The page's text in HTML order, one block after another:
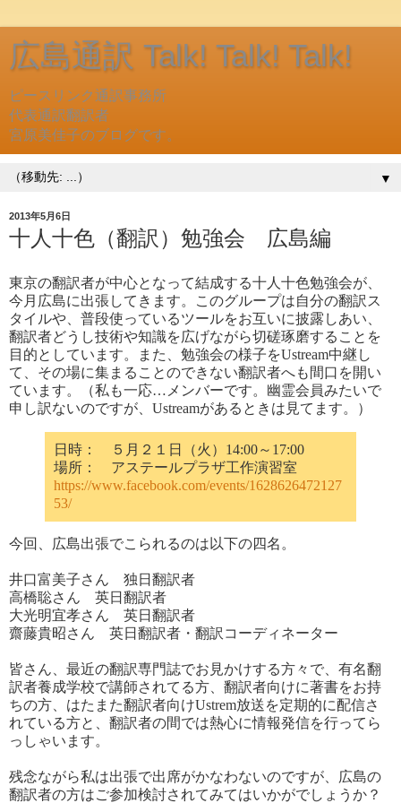
広島通訳 Talk! Talk! Talk!
ピースリンク通訳事務所
代表通訳翻訳者
宮原美佳子のブログです。
▼
2013年5月6日
十人十色（翻訳）勉強会 広島編
東京の翻訳者が中心となって結成する十人十色勉強会が、
今月広島に出張してきます。このグループは自分の翻訳ス
タイルや、普段使っているツールをお互いに披露しあい、
翻訳者どうし技術や知識を広げながら切磋琢磨することを
目的としています。また、勉強会の様子をUstream中継し
て、その場に集まることのできない翻訳者へも間口を開い
ています。（私も一応…メンバーです。幽霊会員みたいで
申し訳ないのですが 、Ustreamがあるときは見てます。 ）
日時： ５月２１日（火）14:00～17:00
場所： アステールプラザ工作演習室
https://www.facebook.com/events/1628626472127
53/
今回、広島出張でこられるのは以下の四名。
井口富美子さん 独 日翻訳者
高橋聡さん 英日翻訳者
大光明宜孝さん 英日翻訳者
齋藤貴昭さん 英日翻訳者・翻訳コーディネーター
皆さん、最近の翻訳専門誌でお見かけする方々で、有名翻
訳者養成学校で講師されてる方、翻訳者向けに著書をお持
ちの方、はたまた翻訳者向けUstrem放送を定期的に配信さ
れている方と、翻訳者の間では熱心に情報発信を行ってら
っしゃいます。
残念ながら私は出張で出席がかなわないのですが、広島の
翻訳者の方はご参加検討されてみてはいかがでしょうか？